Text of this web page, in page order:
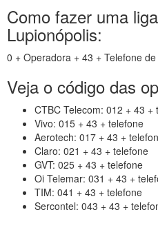
Como fazer uma
Lupionópolis:
0 + Operadora + 43 + Telefone
Veja o código das
CTBC Telecom: 012 + 43 +
Vivo: 015 + 43 + telefone
Aerotech: 017 + 43 +
Claro: 021 + 43 + telefone
GVT: 025 + 43 + telefone
Oi Telemar: 031 + 43 +
TIM: 041 + 43 + telefone
Sercontel: 043 + 43 +